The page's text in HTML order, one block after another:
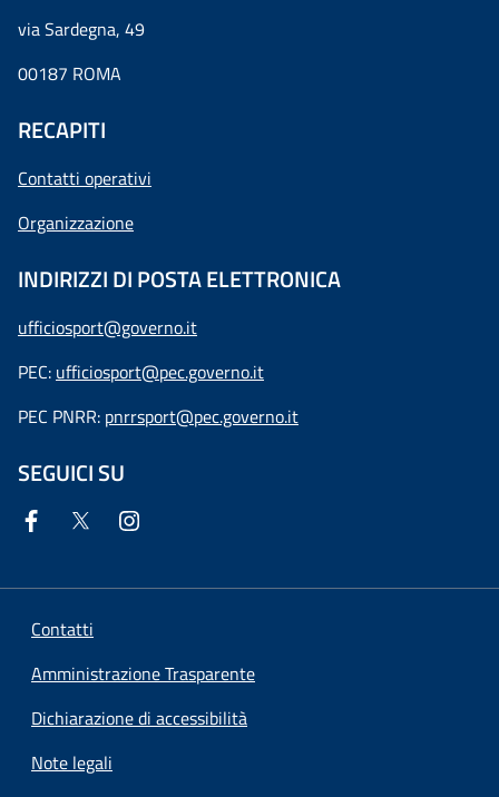
via Sardegna, 49
00187 ROMA
RECAPITI
Contatti operativi
Organizzazione
INDIRIZZI DI POSTA ELETTRONICA
ufficiosport@governo.it
PEC: ufficiosport@pec.governo.it
PEC PNRR: pnrrsport@pec.governo.it
SEGUICI SU
Contatti
Amministrazione Trasparente
Dichiarazione di accessibilità
Note legali